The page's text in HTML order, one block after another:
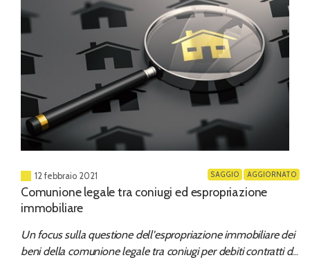
12 febbraio 2021 AGGIORNATO
SAGGIO
Comunione legale tra coniugi ed espropriazione
immobiliare
Un focus sulla questione dell'espropriazione immobiliare dei
beni della comunione legale tra coniugi per debiti contratti da